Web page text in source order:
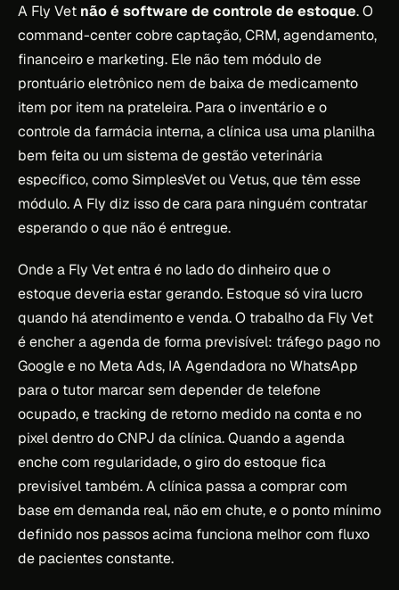
A Fly Vet não é software de controle de estoque. O
command-center cobre captação, CRM, agendamento,
financeiro e marketing. Ele não tem módulo de
prontuário eletrônico nem de baixa de medicamento
item por item na prateleira. Para o inventário e o
controle da farmácia interna, a clínica usa uma planilha
bem feita ou um sistema de gestão veterinária
específico, como SimplesVet ou Vetus, que têm esse
módulo. A Fly diz isso de cara para ninguém contratar
esperando o que não é entregue.
Onde a Fly Vet entra é no lado do dinheiro que o
estoque deveria estar gerando. Estoque só vira lucro
quando há atendimento e venda. O trabalho da Fly Vet
é encher a agenda de forma previsível: tráfego pago no
Google e no Meta Ads, IA Agendadora no WhatsApp
para o tutor marcar sem depender de telefone
ocupado, e tracking de retorno medido na conta e no
pixel dentro do CNPJ da clínica. Quando a agenda
enche com regularidade, o giro do estoque fica
previsível também. A clínica passa a comprar com
base em demanda real, não em chute, e o ponto mínimo
definido nos passos acima funciona melhor com fluxo
de pacientes constante.